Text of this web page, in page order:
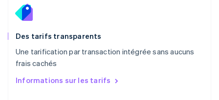
Des tarifs transparents
Une tarification par transaction intégrée sans aucuns
frais cachés
Informations sur les tarifs
Pays-Bas
Nederlands
English
PortuguêsEnglish
R.A.S. de Hong Kong, Chine
English